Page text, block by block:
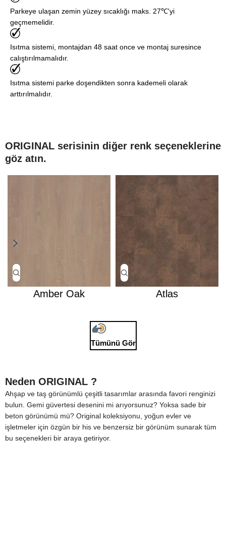
Parkeye ulaşan zemin yüzey sıcaklığı maks. 27℃'yi
geçmemelidir.
Isıtma sistemi, montajdan 48 saat once ve montaj suresince
calıştırılmamalıdır.
Isıtma sistemi parke doşendikten sonra kademeli olarak
arttırılmalıdır.
ORIGINAL serisinin diğer renk seçeneklerine
göz atın.
Amber Oak Atlas
Tümünü Gör
Neden ORIGINAL ?
Ahşap ve taş görünümlü çeşitli tasarımlar arasında favori renginizi
bulun. Gemi güvertesi desenini mi arıyorsunuz? Yoksa sade bir
beton görünümü mü? Original koleksiyonu, yoğun evler ve
işletmeler için özgün bir his ve benzersiz bir görünüm sunarak tüm
bu seçenekleri bir araya getiriyor.